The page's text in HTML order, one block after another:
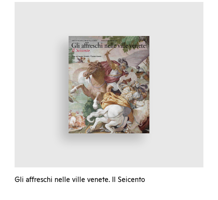
Gli affreschi nelle ville venete. Il Seicento